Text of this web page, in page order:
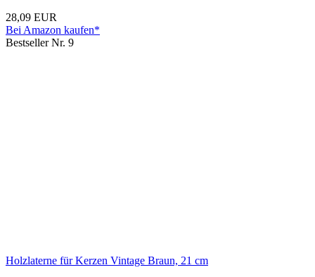
28,09 EUR
Bei Amazon kaufen*
Bestseller Nr. 9
Holzlaterne für Kerzen Vintage Braun, 21 cm